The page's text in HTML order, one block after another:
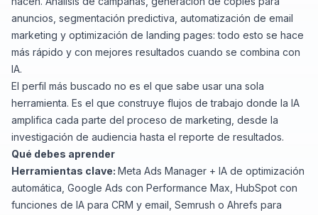
anuncios, segmentación predictiva, automatización de email
marketing y optimización de landing pages: todo esto se hace
más rápido y con mejores resultados cuando se combina con
IA.
El perfil más buscado no es el que sabe usar una sola
herramienta. Es el que construye flujos de trabajo donde la IA
amplifica cada parte del proceso de marketing, desde la
investigación de audiencia hasta el reporte de resultados.
Qué debes aprender
Herramientas clave: Meta Ads Manager + IA de optimización
automática, Google Ads con Performance Max, HubSpot con
funciones de IA para CRM y email, Semrush o Ahrefs para